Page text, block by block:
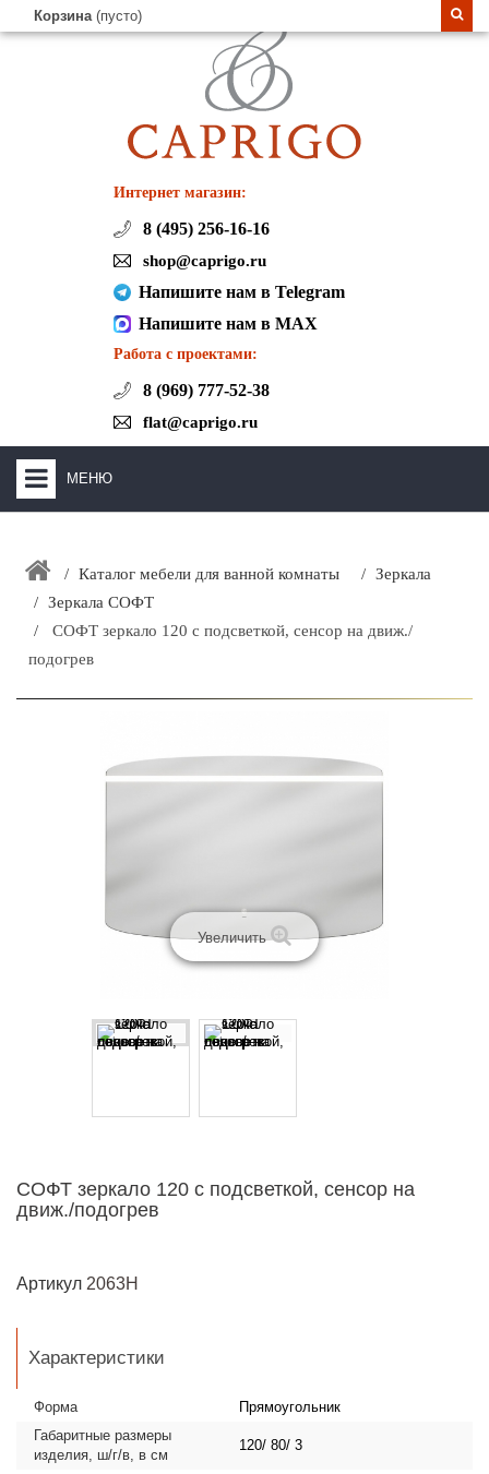
Корзина (пусто)
Интернет магазин:
8 (495) 256-16-16
shop@caprigo.ru
Напишите нам в Telegram
Напишите нам в MAX
Работа с проектами:
8 (969) 777-52-38
flat@caprigo.ru
МЕНЮ
ЗАКАЗАТЬ РАСЧЕТ КУХНИ CAPRIGO
КАТАЛОГ МЕБЕЛИ ДЛЯ ВАННОЙ КОМНАТЫ
+
САНТЕХНИКА
Каталог мебели для ванной комнаты
Зеркала
Зеркала СОФТ
СОФТ зеркало 120 с подсветкой, сенсор на движ./
подогрев
Увеличить
СОФТ зеркало 120 с подсветкой, сенсор на
движ./подогрев
Артикул 2063H
Характеристики
Форма
Прямоугольник
Габаритные размеры
изделия, ш/г/в, в см
120/ 80/ 3